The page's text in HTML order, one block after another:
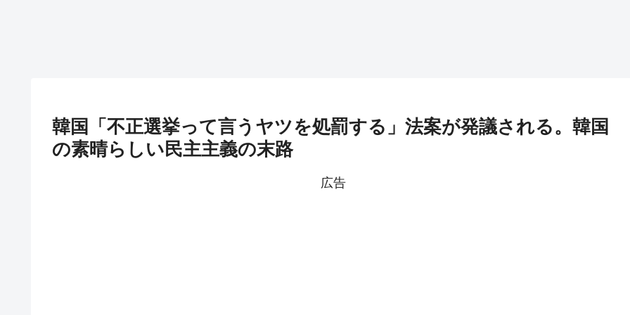
韓国「不正選挙って言うヤツを処罰する」法案が発議される。韓国
の素晴らしい民主主義の末路
広告